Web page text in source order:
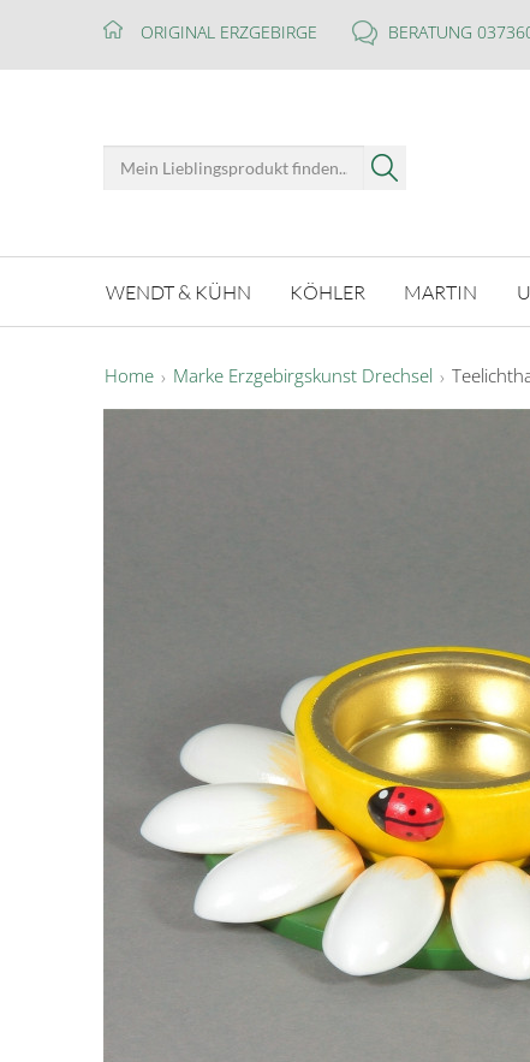
ORIGINAL ERZGEBIRGE BERATUNG
WENDT & KÜHN KÖHLER MARTIN
Home Marke Erzgebirgskunst Drechsel